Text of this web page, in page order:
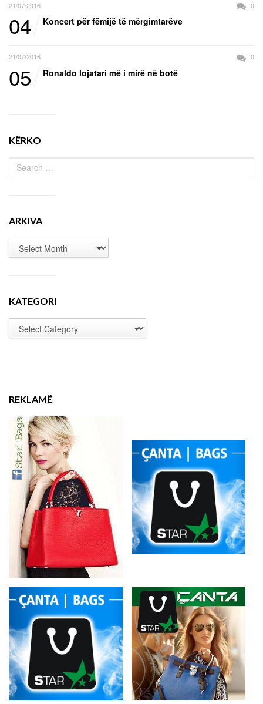
21/07/2016 0
04 Koncert për fëmijë të mërgimtarëve
21/07/2016 0
05 Ronaldo lojatari më i mirë në botë
KËRKO
ARKIVA
KATEGORI
REKLAMË